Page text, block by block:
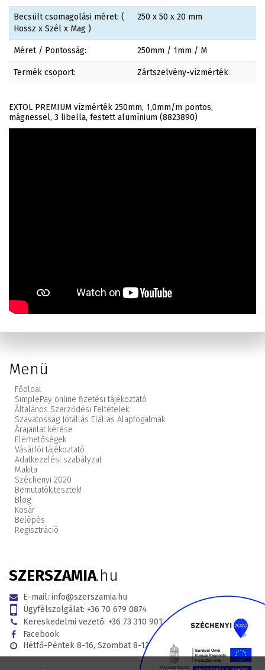
Becsült csomagolási méret: (
Hossz x Szél x Mag )
250 x 50 x 20 mm
Méret / Pontosság: 250mm / 1mm / M
Termék csoport: Zártszelvény-vízmérték
EXTOL PREMIUM vízmérték 250mm, 1,0mm/m pontos,
mágnessel, 3 libella, festett alumínium (8823890)
Menü
Főoldal
SimplePay online fizetési tájékoztató
Általános Szerződési Feltételek
Szavatosság Jótállás Elállás Alapfogalmak
Árajánlat kérése
Elérhetőségek
Vásárlói tájékoztató
Adatkezelési szabályzat
Makita
Széchenyi 2020
Bemutatók,tesztek!
Blog
Kosár
Belépés
Regisztráció
SZERSZAMIA.hu
E-mail: info@szerszamia.hu
Ügyfélszolgálat: +36 70 679 0874
Kereskedelmi vezető: +36 73 310 901
Facebook
Hétfő-Péntek 8-16, Szombat 8-12